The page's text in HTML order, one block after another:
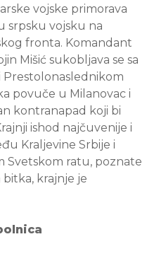
vojske primorava
srpsku vojsku na
fronta. Komandant
Mišić sukobljava se sa
povuče u Milanovac i
kontranapad koji bi
ishod najčuvenije i
Kraljevine Srbije i
Svetskom ratu, poznate
krajnje je